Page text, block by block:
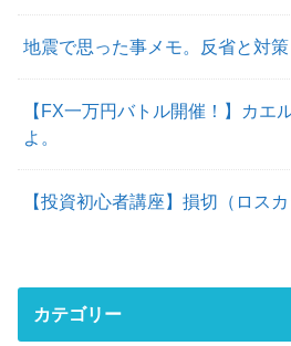
地震で思った事メモ。反省と対策
【FX一万円バトル開催！】カエ
よ。
【投資初心者講座】損切（ロス
カテゴリー